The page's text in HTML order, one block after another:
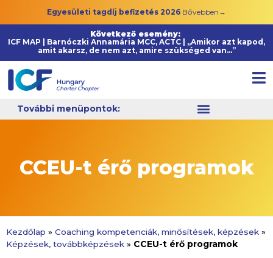
Egyesületi tagdíj befizetés 2026 Bővebben→
Következő esemény:
ICF MAP | Barnóczki Annamária MCC, ACTC | „Amikor azt kapod,
amit akarsz, de nem azt, amire szükséged van…”
További menüpontok:
CCEU-t érő programok
Kezdőlap » Coaching kompetenciák, minősítések, képzések »
Képzések, továbbképzések » CCEU-t érő programok